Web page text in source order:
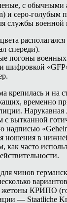
с
и серо-голубым
службы военной
спереди).
погоны
шифровкой
крепилась и на
временно
Нарукавная
с вытканной
надписью
ношения в
как часто
чинов
жетоны КРИПО
— Staatliche